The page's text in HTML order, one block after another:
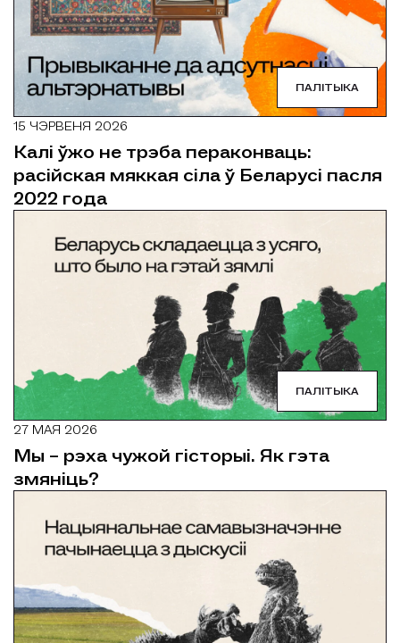
ПАЛІТЫКА
15 ЧЭРВЕНЯ 2026
Калі ўжо не трэба пераконваць:
расійская мяккая сіла ў Беларусі пасля
2022 года
ПАЛІТЫКА
27 МАЯ 2026
Мы – рэха чужой гісторыі. Як гэта
змяніць?